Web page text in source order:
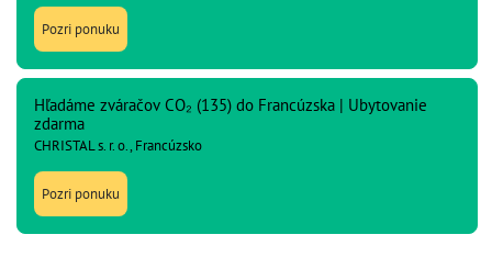
Pozri ponuku
Hľadáme zváračov CO₂ (135) do Francúzska | Ubytovanie
zdarma
CHRISTAL s. r. o., Francúzsko
Pozri ponuku